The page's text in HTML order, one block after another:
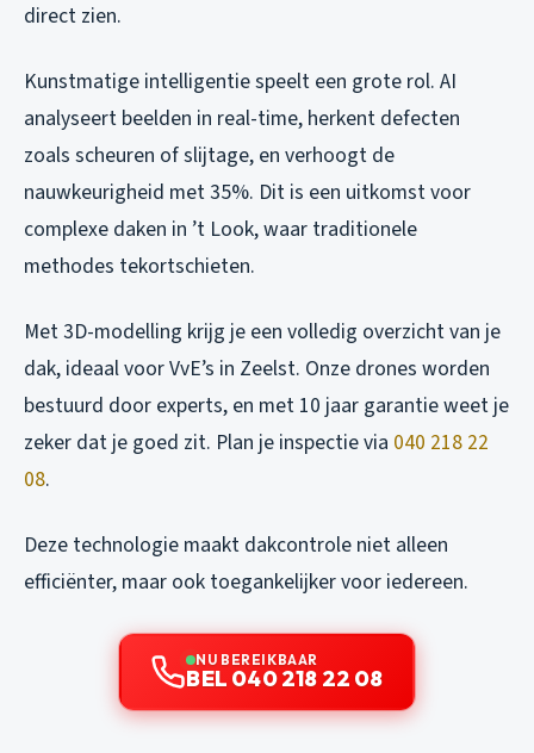
direct zien.
Kunstmatige intelligentie speelt een grote rol. AI
analyseert beelden in real-time, herkent defecten
zoals scheuren of slijtage, en verhoogt de
nauwkeurigheid met 35%. Dit is een uitkomst voor
complexe daken in ’t Look, waar traditionele
methodes tekortschieten.
Met 3D-modelling krijg je een volledig overzicht van je
dak, ideaal voor VvE’s in Zeelst. Onze drones worden
bestuurd door experts, en met 10 jaar garantie weet je
zeker dat je goed zit. Plan je inspectie via 040 218 22
08.
Deze technologie maakt dakcontrole niet alleen
efficiënter, maar ook toegankelijker voor iedereen.
NU BEREIKBAAR
BEL 040 218 22 08